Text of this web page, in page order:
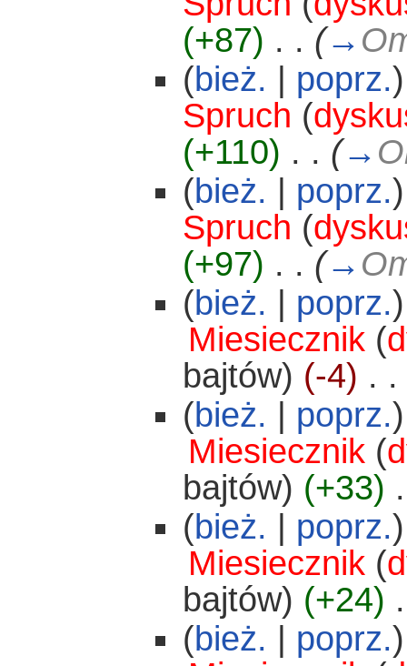
(+87) . . (→
(bież. poprz.)
Spruch (
(+110) . . (→
(bież. poprz.)
Spruch (
(+97) . . (→
(bież. poprz.)
Miesiecznik (
bajtów) (-4) . .
(bież. poprz.)
Miesiecznik (
bajtów) (+33)
(bież. poprz.)
Miesiecznik (
bajtów) (+24)
(bież. poprz.)